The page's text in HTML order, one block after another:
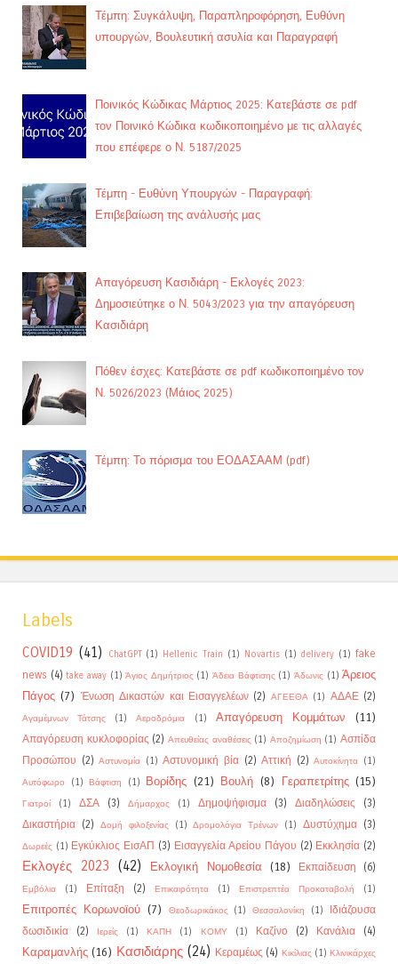
Τέμπη: Συγκάλυψη, Παραπληροφόρηση, Ευθύνη
υπουργών, Βουλευτική ασυλία και Παραγραφή
Ποινικός Κώδικας Μάρτιος 2025: Κατεβάστε σε pdf
τον Ποινικό Κώδικα κωδικοποιημένο με τις αλλαγές
που επέφερε ο Ν. 5187/2025
Τέμπη - Ευθύνη Υπουργών - Παραγραφή:
Επιβεβαίωση της ανάλυσής μας
Απαγόρευση Κασιδιάρη - Εκλογές 2023:
Δημοσιεύτηκε ο Ν. 5043/2023 για την απαγόρευση
Κασιδιάρη
Πόθεν έσχες: Κατεβάστε σε pdf κωδικοποιημένο τον
Ν. 5026/2023 (Μάιος 2025)
Τέμπη: Το πόρισμα του ΕΟΔΑΣΑΑΜ (pdf)
Labels
COVID19 (41) ChatGPT (1) Hellenic Train (1) Novartis (1) delivery (1) fake
news (4) take away (1) Άγιος Δημήτριος (1) Άδεια Βάφτισης (1) Άδωνις (1) Άρειος
Πάγος (7) Ένωση Δικαστών και Εισαγγελέων (2) ΑΓΕΕΘΑ (1) ΑΔΑΕ (2)
Αγαμέμνων Τάτσης (1) Αεροδρόμια (1) Απαγόρευση Κομμάτων (11)
Απαγόρευση κυκλοφορίας (2) Απευθείας αναθέσεις (1) Αποζημίωση (1) Ασπίδα
Προσώπου (2) Αστυνομία (1) Αστυνομική βία (2) Αττική (2) Αυτοκίνητα (1)
Αυτόφωρο
(1) Βάφτιση (1) Βορίδης (21) Βουλή (8) Γεραπετρίτης (15)
Γιατροί (1) ΔΣΑ (3) Δήμαρχος (1) Δημοψήφισμα (3) Διαδηλώσεις
(3)
Δικαστήρια (2) Δομή φιλοξενίας (1) Δρομολόγια Τρένων (1) Δυστύχημα (3)
Δωρεές (1) Εγκύκλιος ΕισΑΠ (3) Εισαγγελία Αρείου Πάγου (2) Εκκλησία (2)
Εκλογές 2023 (42) Εκλογική Νομοθεσία (18) Εκπαίδευση (6)
Εμβόλια (1) Επίταξη (2) Επικαιρότητα (1) Επιστρεπτέα Προκαταβολή (1)
Επιτροπές Κορωνοϊού (7) Θεοδωρικάκος (1) Θεσσαλονίκη (1)
Ιδιάζουσα
δωσιδικία
(2) Ιερείς (1) ΚΑΠΗ (1) ΚΟΜΥ (1) Καζίνο (2) Κανάλια (4)
Καραμανλής (16) Κασιδιάρης (24) Κεραμέως (4) Κικίλιας (1) Κλινικάρχες